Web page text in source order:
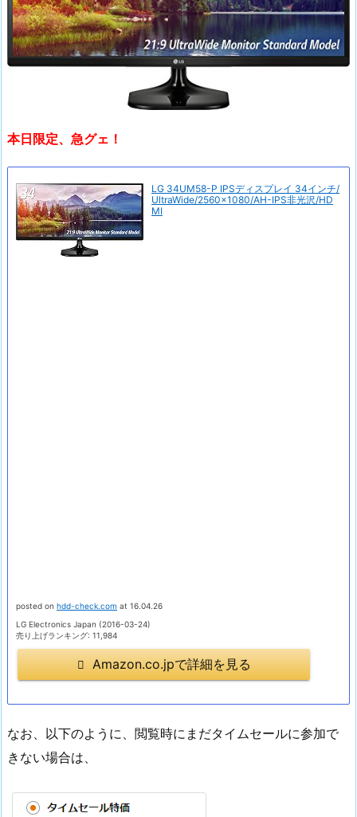
本日限定、急グェ！
LG 34UM58-P IPSディスプレイ 34インチ/
UltraWide/2560×1080/AH-IPS非光沢/HD
MI
posted on hdd-check.com at 16.04.26
LG Electronics Japan (2016-03-24)
売り上げランキング: 11,984
Amazon.co.jpで詳細を見る
なお、以下のように、閲覧時にまだタイムセールに参加で
きない場合は、